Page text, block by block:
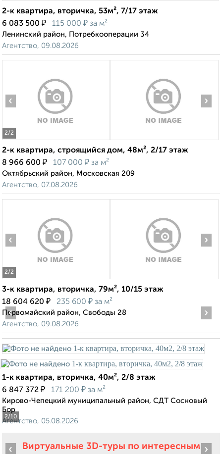
2-к квартира, вторичка, 53м², 7/17 этаж
6 083 500 ₽ 115 000 ₽ за м²
Ленинский район, Потребкооперации 34
Агентство, 09.08.2026
2/2
‹ ›
2-к квартира, строящийся дом, 48м², 2/17 этаж
8 966 600 ₽ 107 000 ₽ за м²
Октябрьский район, Московская 209
Агентство, 07.08.2026
2/2
‹ ›
3-к квартира, вторичка, 79м², 10/15 этаж
18 604 620 ₽ 235 600 ₽ за м²
Первомайский район, Свободы 28
Агентство, 09.08.2026
2/10
‹ ›
1-к квартира, вторичка, 40м², 2/8 этаж
6 847 372 ₽ 171 200 ₽ за м²
Кирово-Чепецкий муниципальный район, СДТ Сосновый
Бор
Агентство, 05.08.2026
Виртуальные 3D-туры по интересным
‹ ›